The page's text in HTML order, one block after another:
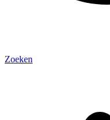
Zoeken